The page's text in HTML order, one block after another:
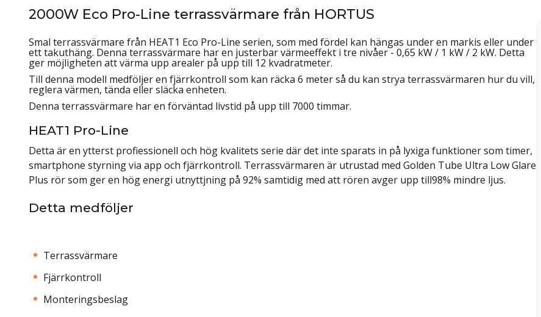
2000W Eco Pro-Line terrassvärmare från HORTUS
Smal terrassvärmare från HEAT1 Eco Pro-Line serien, som med fördel kan hängas under en markis eller under
ett takuthäng. Denna terrassvärmare har en justerbar värmeeffekt i tre nivåer - 0,65 kW / 1 kW / 2 kW. Detta
ger möjligheten att värma upp arealer på upp till 12 kvadratmeter.
Till denna modell medföljer en fjärrkontroll som kan räcka 6 meter så du kan strya terrassvärmaren hur du vill,
reglera värmen, tända eller släcka enheten.
Denna terrassvärmare har en förväntad livstid på upp till 7000 timmar.
HEAT1 Pro-Line
Detta är en ytterst profiessionell och hög kvalitets serie där det inte sparats in på lyxiga funktioner som timer,
smartphone styrning via app och fjärrkontroll. Terrassvärmaren är utrustad med Golden Tube Ultra Low Glare
Plus rör som ger en hög energi utnyttjning på 92% samtidig med att rören avger upp till98% mindre ljus.
Detta medföljer
Terrassvärmare
Fjärrkontroll
Monteringsbeslag